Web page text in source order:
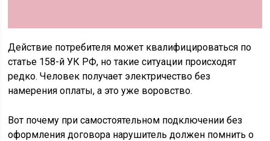
Действие потребителя может квалифицироваться по
статье 158-й УК РФ, но такие ситуации происходят
редко. Человек получает электричество без
намерения оплаты, а это уже воровство.
Вот почему при самостоятельном подключении без
оформления договора нарушитель должен помнить о